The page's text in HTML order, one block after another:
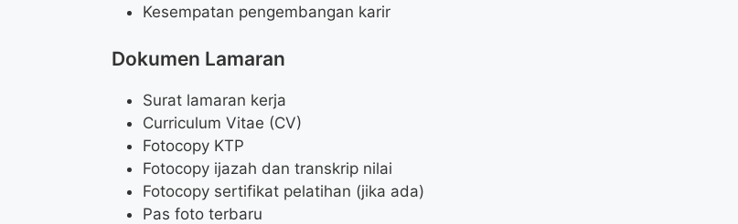
Kesempatan pengembangan karir
Dokumen Lamaran
Surat lamaran kerja
Curriculum Vitae (CV)
Fotocopy KTP
Fotocopy ijazah dan transkrip nilai
Fotocopy sertifikat pelatihan (jika ada)
Pas foto terbaru